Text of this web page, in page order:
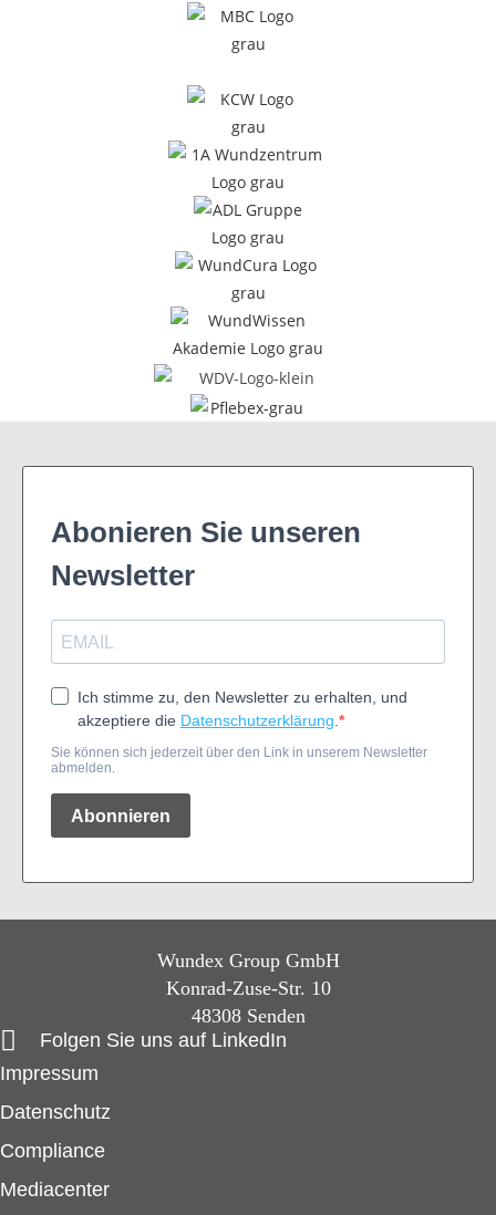
Wundex Group GmbH
Konrad-Zuse-Str. 10
48308 Senden
Folgen Sie uns auf LinkedIn
Impressum
Datenschutz
Compliance
Mediacenter